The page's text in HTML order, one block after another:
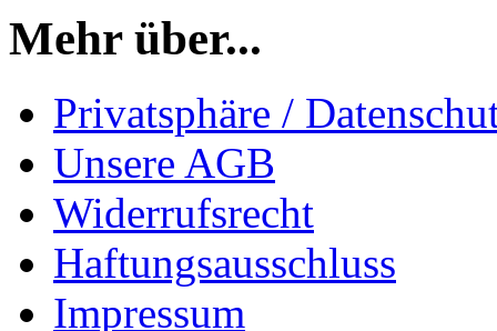
Mehr über...
Privatsphäre /
Unsere AGB
Widerrufsrecht
Haftungsausschluss
Impressum